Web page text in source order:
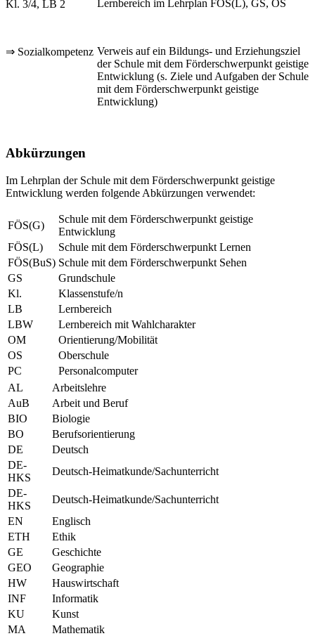
Kl. 3/4, LB 2
Lernbereich im Lehrplan FÖS(L), GS, OS
⇒ Sozialkompetenz Verweis auf ein Bildungs- und Erziehungsziel
der Schule mit dem Förderschwerpunkt geistige
Entwicklung (s. Ziele und Aufgaben der Schule
mit dem Förderschwerpunkt geistige
Entwicklung)
Abkürzungen
Im Lehrplan der Schule mit dem Förderschwerpunkt geistige
Entwicklung werden folgende Abkürzungen verwendet:
FÖS(G)
Schule mit dem Förderschwerpunkt geistige
Entwicklung
FÖS(L)
Schule mit dem Förderschwerpunkt Lernen
FÖS(BuS) Schule mit dem Förderschwerpunkt Sehen
GS
Grundschule
Kl.
Klassenstufe/n
LB
Lernbereich
LBW
Lernbereich mit Wahlcharakter
OM
Orientierung/Mobilität
OS
Oberschule
PC
Personalcomputer
AL
Arbeitslehre
AuB
Arbeit und Beruf
BIO
Biologie
BO
Berufsorientierung
DE
Deutsch
DE-
HKS
Deutsch-Heimatkunde/Sachunterricht
DE-
HKS
Deutsch-Heimatkunde/Sachunterricht
EN
Englisch
ETH
Ethik
GE
Geschichte
GEO
Geographie
HW
Hauswirtschaft
INF
Informatik
KU
Kunst
MA
Mathematik